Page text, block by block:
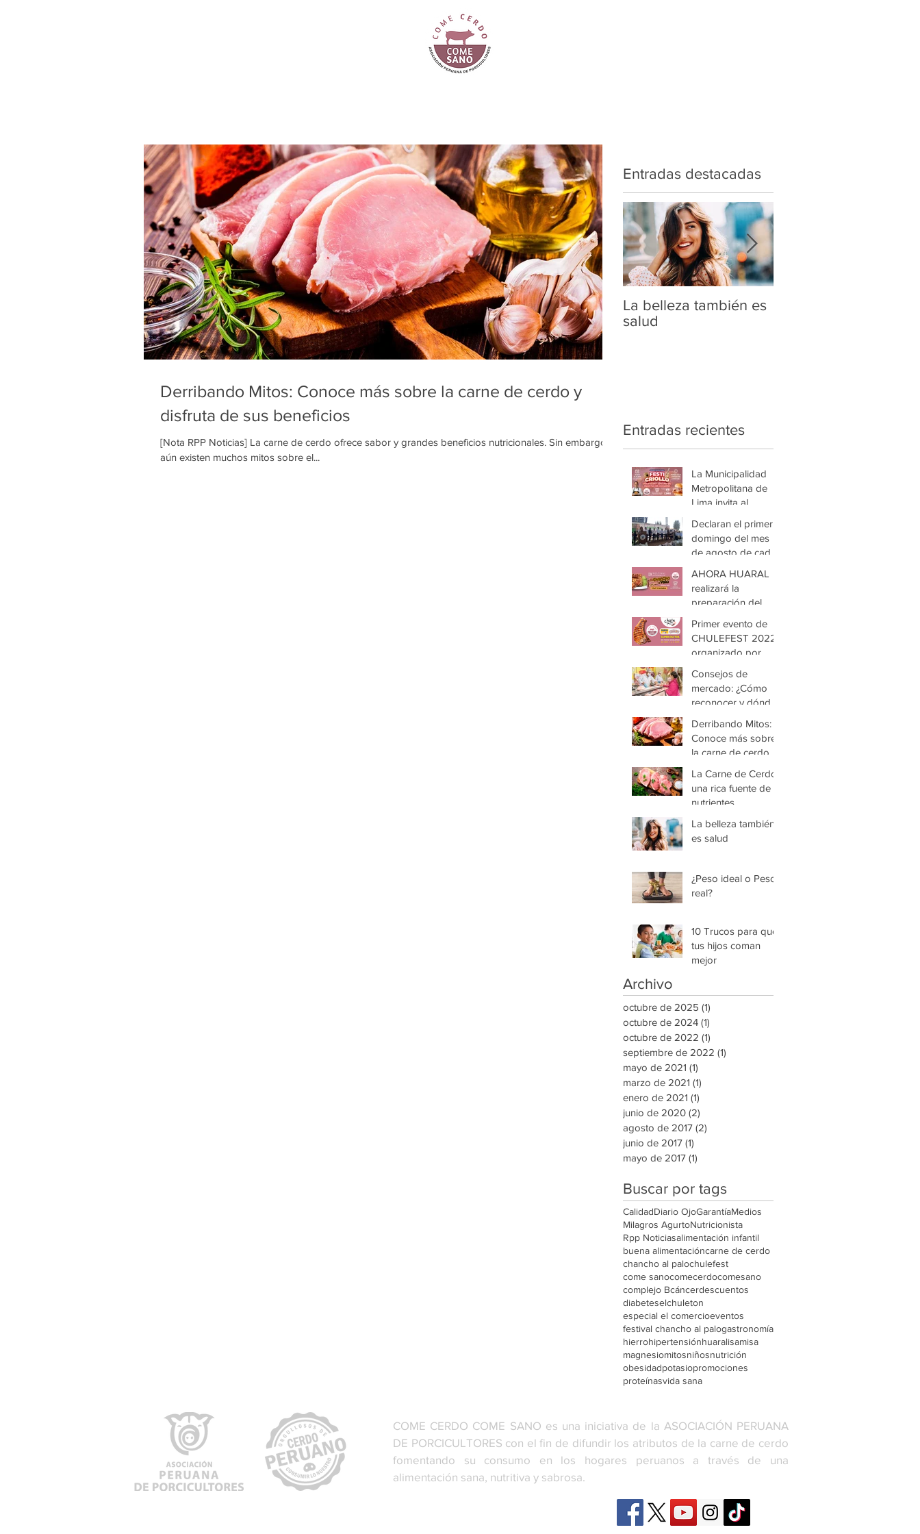
Derribando Mitos: Conoce más sobre la carne de cerdo y
disfruta de sus beneficios
[Nota RPP Noticias] La carne de cerdo ofrece sabor y grandes beneficios nutricionales. Sin embargo,
aún existen muchos mitos sobre el...
Entradas destacadas
La belleza también es
salud
Entradas recientes
La Municipalidad
Metropolitana de
Lima invita al
2025 y al concurso
el mejor pan con
Declaran el primer
domingo del mes
de agosto de cada
del Adobo de
Cerdo”
AHORA HUARAL
realizará la
preparación del
más grande del
Perú
Primer evento de
CHULEFEST 2022
organizado por
Consejos de
mercado: ¿Cómo
reconocer y dónde
carne de cerdo?
Derribando Mitos:
Conoce más sobre
la carne de cerdo y
beneficios
La Carne de Cerdo,
una rica fuente de
nutrientes
La belleza también
es salud
¿Peso ideal o Peso
real?
10 Trucos para que
tus hijos coman
mejor
Archivo
octubre de 2025 (1)
octubre de 2024 (1)
octubre de 2022 (1)
septiembre de 2022 (1)
mayo de 2021 (1)
marzo de 2021 (1)
enero de 2021 (1)
junio de 2020 (2)
agosto de 2017 (2)
junio de 2017 (1)
mayo de 2017 (1)
Buscar por tags
CalidadDiario OjoGarantíaMedios
Milagros AgurtoNutricionista
Rpp Noticiasalimentación infantil
buena alimentacióncarne de cerdo
chancho al palochulefest
come sanocomecerdocomesano
complejo Bcáncerdescuentos
diabeteselchuleton
especial el comercioeventos
festival chancho al palogastronomía
hierrohipertensiónhuaralisamisa
magnesiomitosniñosnutrición
obesidadpotasiopromociones
proteínasvida sana
COME CERDO COME SANO es una iniciativa de la ASOCIACIÓN PERUANA
DE PORCICULTORES con el fin de difundir los atributos de la carne de cerdo
fomentando su consumo en los hogares peruanos a través de una
alimentación sana, nutritiva y sabrosa.